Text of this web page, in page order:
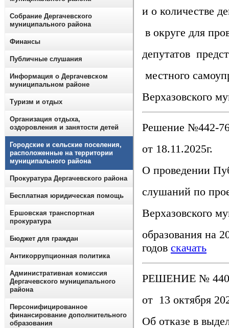
и о количестве
в округе для
депутатов
местного
Верхазовского
Решение №442-
от 18.11.2025г.
О проведении
слушаний по
Верхазовского
образования на
годов скачать
РЕШЕНИЕ №
от 13 октября
Об отказе в
Собрание Дергачевского
муниципального района
Финансы
Публичные слушания
Информация о Дергачевском
муниципальном районе
Туризм и отдых
Организация отдыха,
оздоровления и занятости детей
Городские и сельские поселения,
расположенные на территории
муниципального района
Прокуратура Дергачевского района
Бесплатная юридическая помощь
Ершовская транспортная
прокуратура
Бюджет для граждан
Антикоррупционная политика
Административная комиссия
Дергачевского муниципального
района
Персонифицированное
финансирование дополнительного
образования